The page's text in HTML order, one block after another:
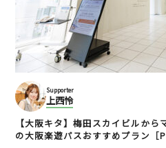
Supporter
上西怜
【大阪キタ】梅田スカイビルか
の大阪楽遊パスおすすめプラン［